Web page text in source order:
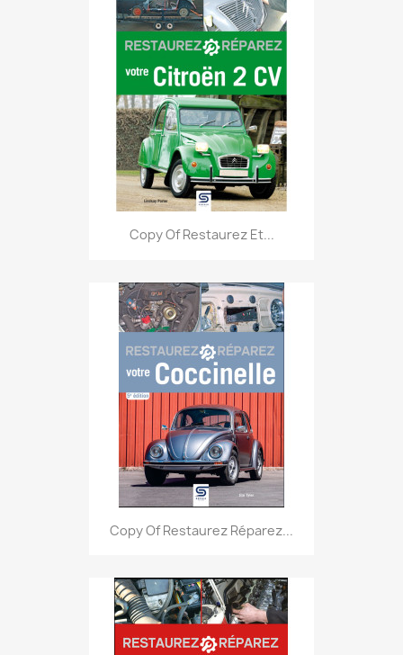
Copy Of Restaurez Et...
Copy Of Restaurez Réparez...